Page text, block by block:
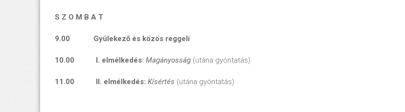
S Z O M B A T
9.00 Gyülekező és közös reggeli
10.00 I. elmélkedés: Magányosság (utána gyóntatás)
11.00 II. elmélkedés: Kísértés (utána gyóntatás)